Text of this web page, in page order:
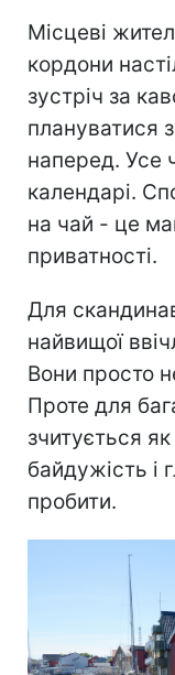
Місцеві
кордони
зустріч за
плануватися
наперед. Усе
календарі.
на чай - це
приватності.
Для
найвищої
Вони просто
Проте для
зчитується
байдужість і
пробити.